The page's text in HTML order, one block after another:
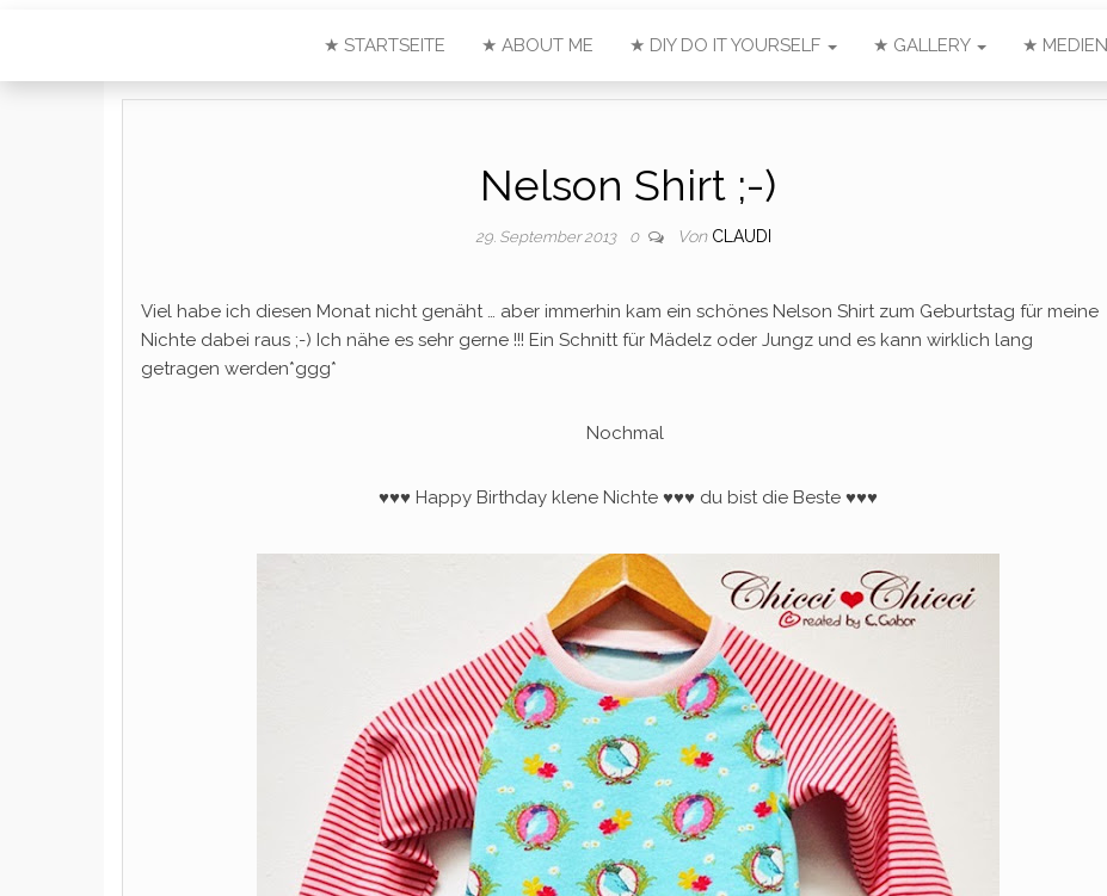
★ STARTSEITE ★ ABOUT ME ★ DIY DO IT YOURSELF ★ GALLERY ★ MEDIEN
Nelson Shirt ;-)
29. September 2013 0 Von CLAUDI
Viel habe ich diesen Monat nicht genäht … aber immerhin kam ein schönes Nelson Shirt zum Geburtstag für meine
Nichte dabei raus ;-) Ich nähe es sehr gerne !!! Ein Schnitt für Mädelz oder Jungz und es kann wirklich lang
getragen werden*ggg*
Nochmal
♥♥♥ Happy Birthday klene Nichte ♥♥♥ du bist die Beste ♥♥♥